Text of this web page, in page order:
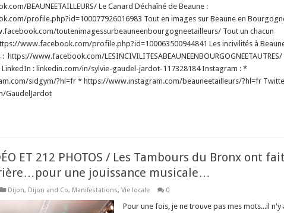
ET 212 PHOTOS / Les Tambours du Bronx ont fait
une jouissance musicale…
Dijon, Dijon and Co, Manifestations, Vie locale 0
Pour une fois, je ne trouve pas mes mots...il n'y